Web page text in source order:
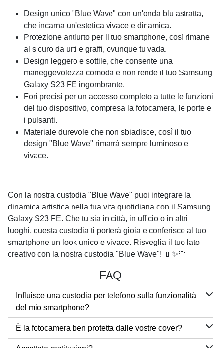
Design unico "Blue Wave" con un'onda blu astratta,
che incarna un'estetica vivace e dinamica.
Protezione antiurto per il tuo smartphone, così rimane
al sicuro da urti e graffi, ovunque tu vada.
Design leggero e sottile, che consente una
maneggevolezza comoda e non rende il tuo Samsung
Galaxy S23 FE ingombrante.
Fori precisi per un accesso completo a tutte le funzioni
del tuo dispositivo, compresa la fotocamera, le porte e
i pulsanti.
Materiale durevole che non sbiadisce, così il tuo
design "Blue Wave" rimarrà sempre luminoso e
vivace.
Con la nostra custodia "Blue Wave" puoi integrare la
dinamica artistica nella tua vita quotidiana con il Samsung
Galaxy S23 FE. Che tu sia in città, in ufficio o in altri
luoghi, questa custodia ti porterà gioia e conferisce al tuo
smartphone un look unico e vivace. Risveglia il tuo lato
creativo con la nostra custodia "Blue Wave"! 📱✨💙
FAQ
Influisce una custodia per telefono sulla funzionalità
del mio smartphone?
È la fotocamera ben protetta dalle vostre cover?